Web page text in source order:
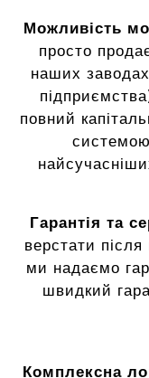
Можливість
просто
наших
повний
Гарантія та
верстати
ми надаємо
швидкий
Комплексна